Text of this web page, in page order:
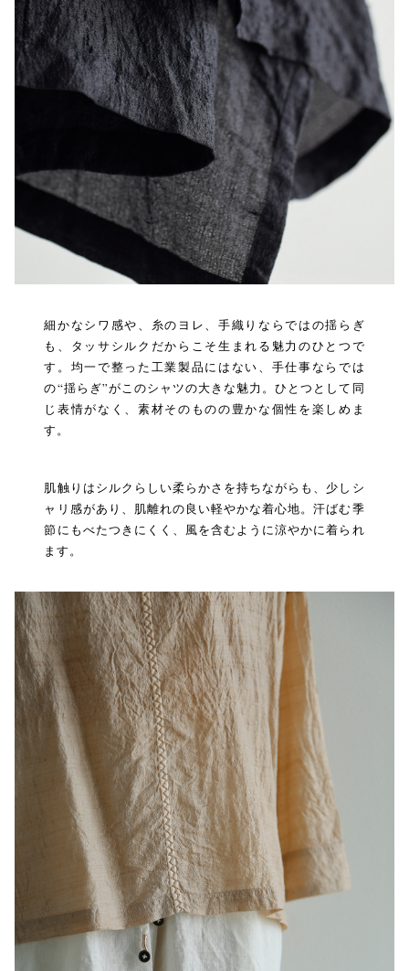
細かなシワ感や、糸のヨレ、手織りならではの揺らぎ
も、タッサシルクだからこそ生まれる魅力のひとつで
す。均一で整った工業製品にはない、手仕事ならでは
の“揺らぎ”がこのシャツの大きな魅力。ひとつとして同
じ表情がなく、素材そのものの豊かな個性を楽しめま
す。
肌触りはシルクらしい柔らかさを持ちながらも、少しシ
ャリ感があり、肌離れの良い軽やかな着心地。汗ばむ季
節にもべたつきにくく、風を含むように涼やかに着られ
ます。